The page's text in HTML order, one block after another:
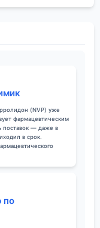
(NVP) уже
фармацевтическим
поставок — даже в
в срок.
по